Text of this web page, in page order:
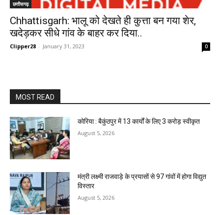
छत्तीसगढ़
Chhattisgarh: भालू को देखते ही कुत्ता बन गया शेर,
खदेड़कर सीधे गांव के बाहर कर दिया..
Clipper28 - January 31, 2023 0
MOST READ
कोरिया : बैकुंठपुर में 13 कार्यों के लिए 3 करोड़ स्वीकृत
August 5, 2026
मंत्री लक्ष्मी राजवाड़े के प्रयासों से 97 गांवों में होगा विद्युत
विस्तार
August 5, 2026